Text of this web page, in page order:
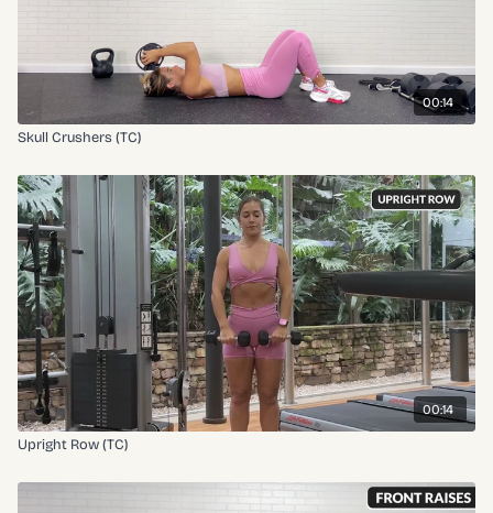
00:14
Skull Crushers (TC)
00:14
Upright Row (TC)